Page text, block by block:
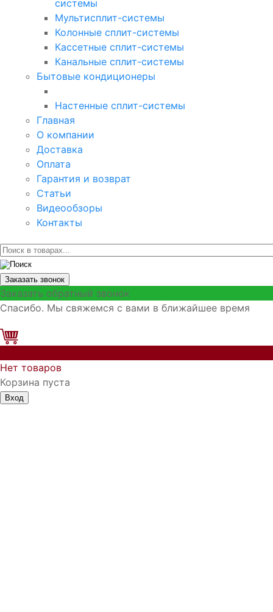
системы
Мультисплит-системы
Колонные сплит-системы
Кассетные сплит-системы
Канальные сплит-системы
Бытовые кондиционеры
Настенные сплит-системы
Главная
О компании
Доставка
Оплата
Гарантия и возврат
Статьи
Видеообзоры
Контакты
Заказать звонок
Заказать обратный звонок
Спасибо. Мы свяжемся с вами в ближайшее время
Нет товаров
Корзина пуста
Вход